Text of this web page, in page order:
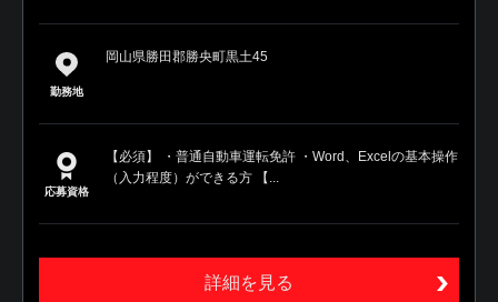
勤務地
岡山県勝田郡勝央町黒土45
応募資格
【必須】 ・普通自動車運転免許 ・Word、Excelの基本操作
（入力程度）ができる方 【...
詳細を見る